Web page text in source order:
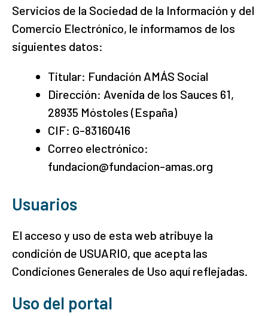
Servicios de la Sociedad de la Información y del
Comercio Electrónico, le informamos de los
siguientes datos:
Titular: Fundación AMÁS Social
Dirección: Avenida de los Sauces 61,
28935 Móstoles (España)
CIF: G-83160416
Correo electrónico:
fundacion@fundacion-amas.org
Usuarios
El acceso y uso de esta web atribuye la
condición de USUARIO, que acepta las
Condiciones Generales de Uso aquí reflejadas.
Uso del portal